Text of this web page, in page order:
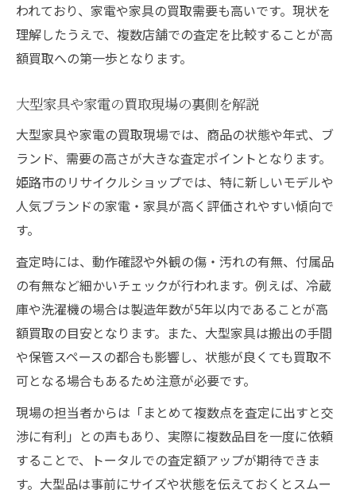
われており、家電や家具の買取需要も高いです。現状を
理解したうえで、複数店舗での査定を比較することが高
額買取への第一歩となります。
大型家具や家電の買取現場の裏側を解説
大型家具や家電の買取現場では、商品の状態や年式、ブ
ランド、需要の高さが大きな査定ポイントとなります。
姫路市のリサイクルショップでは、特に新しいモデルや
人気ブランドの家電・家具が高く評価されやすい傾向で
す。
査定時には、動作確認や外観の傷・汚れの有無、付属品
の有無など細かいチェックが行われます。例えば、冷蔵
庫や洗濯機の場合は製造年数が5年以内であることが高
額買取の目安となります。また、大型家具は搬出の手間
や保管スペースの都合も影響し、状態が良くても買取不
可となる場合もあるため注意が必要です。
現場の担当者からは「まとめて複数点を査定に出すと交
渉に有利」との声もあり、実際に複数品目を一度に依頼
することで、トータルでの査定額アップが期待できま
す。大型品は事前にサイズや状態を伝えておくとスムー